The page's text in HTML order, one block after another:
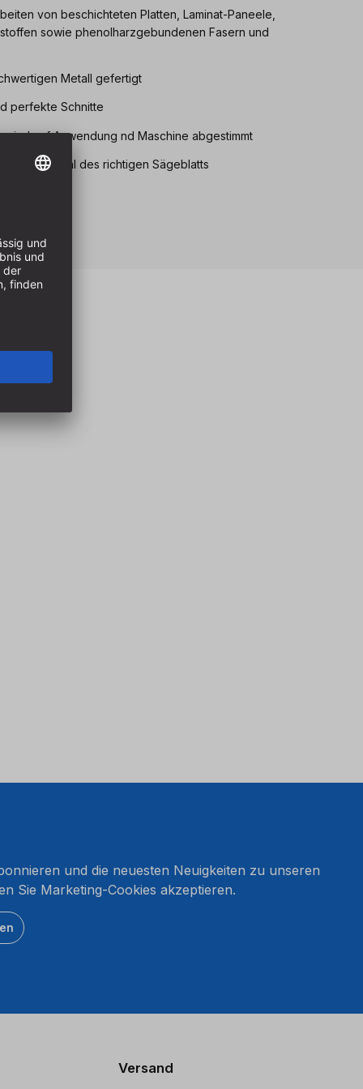
von beschichteten Platten, Laminat-Paneele,
sowie phenolharzgebundenen Fasern und
Metall gefertigt
perfekte Schnitte
sind auf Anwendung nd Maschine abgestimmt
die Auswahl des richtigen Sägeblatts
und die neuesten Neuigkeiten zu unseren
Sie Marketing-Cookies akzeptieren.
Versand